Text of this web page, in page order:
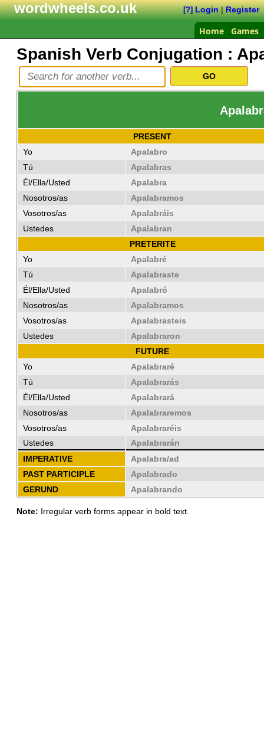
wordwheels.co.uk [?] Login|Register
Home Games
Spanish Verb Conjugation :
PRESENT
Yo
Apalabro
Tú
Apalabras
Él/Ella/Usted
Apalabra
Nosotros/as
Apalabramos
Vosotros/as
Apalabráis
Ustedes
Apalabran
PRETERITE
Yo
Apalabré
Tú
Apalabraste
Él/Ella/Usted
Apalabró
Nosotros/as
Apalabramos
Vosotros/as
Apalabrasteis
Ustedes
Apalabraron
FUTURE
Yo
Apalabraré
Tú
Apalabrarás
Él/Ella/Usted
Apalabrará
Nosotros/as
Apalabraremos
Vosotros/as
Apalabraréis
Ustedes
Apalabrarán
IMPERATIVE
Apalabra/ad
PAST PARTICIPLE
Apalabrado
GERUND
Apalabrando
Note: Irregular verb forms appear in bold text.